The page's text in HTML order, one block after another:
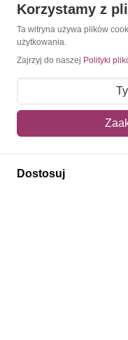
O
O nas
Regulamin
Polityka prywatności
Korzystamy z
Ta witryna używa plików
użytkowania.
Zajrzyj do naszej Polityki
Dostosuj